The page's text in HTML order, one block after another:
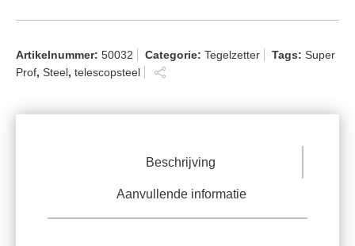
Artikelnummer: 50032 Categorie: Tegelzetter Tags: Super
Prof, Steel, telescopsteel
Beschrijving
Aanvullende informatie